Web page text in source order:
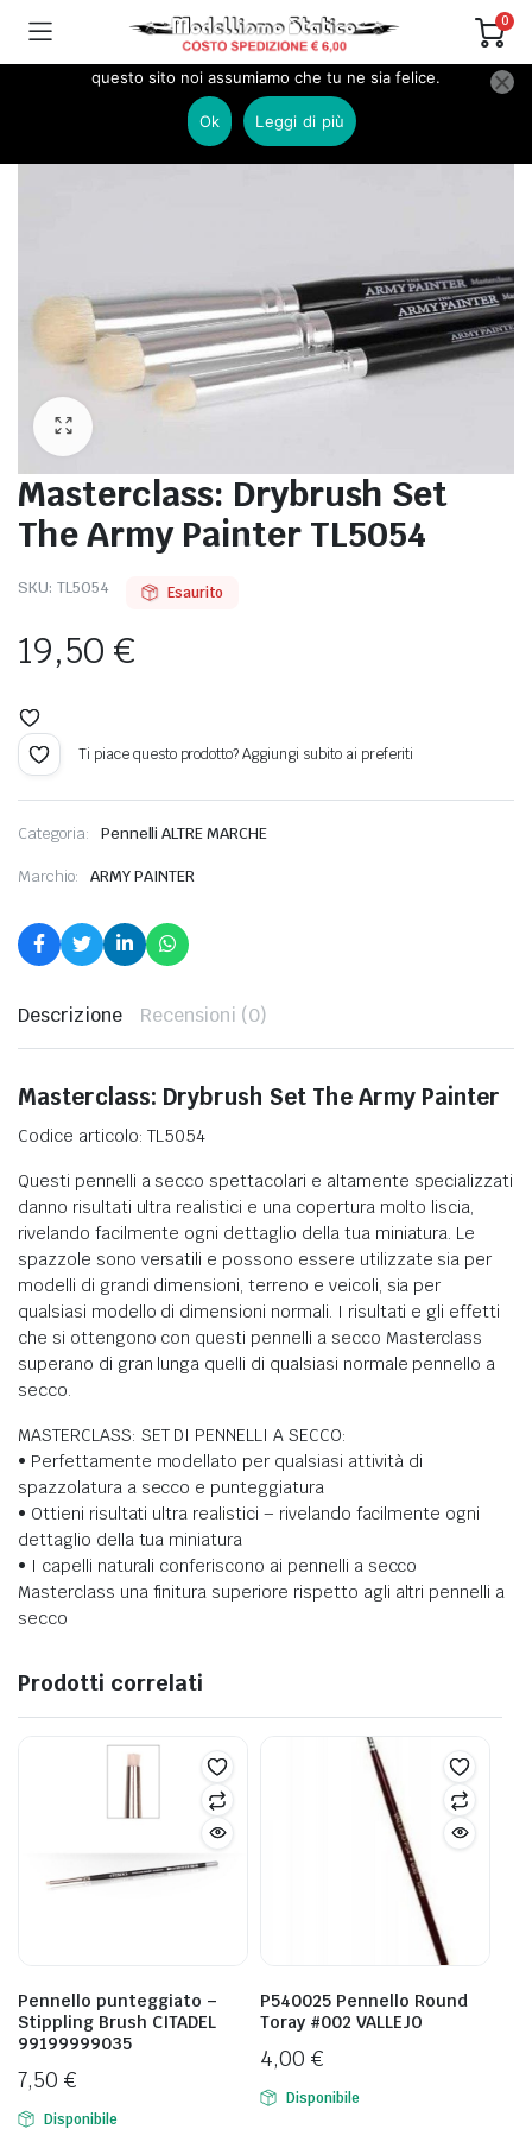
0
COLORI E PENNELLI
Pennelli modellismo
Masterclass: Drybrush Set The Army Painter TL5054
Masterclass: Drybrush Set
The Army Painter TL5054
SKU: TL5054 Esaurito
19,50€
Ti piace questo prodotto? Aggiungi subito ai preferiti
Categoria: Pennelli ALTRE MARCHE
Marchio: ARMY PAINTER
Descrizione Recensioni (0)
Masterclass: Drybrush Set The Army Painter
Codice articolo: TL5054
Questi pennelli a secco spettacolari e altamente specializzati
danno risultati ultra realistici e una copertura molto liscia,
rivelando facilmente ogni dettaglio della tua miniatura. Le
spazzole sono versatili e possono essere utilizzate sia per
modelli di grandi dimensioni, terreno e veicoli, sia per
qualsiasi modello di dimensioni normali. I risultati e gli effetti
che si ottengono con questi pennelli a secco Masterclass
superano di gran lunga quelli di qualsiasi normale pennello a
secco.
MASTERCLASS: SET DI PENNELLI A SECCO:
• Perfettamente modellato per qualsiasi attività di
spazzolatura a secco e punteggiatura
• Ottieni risultati ultra realistici – rivelando facilmente ogni
dettaglio della tua miniatura
• I capelli naturali conferiscono ai pennelli a secco
Masterclass una finitura superiore rispetto agli altri pennelli a
secco
Prodotti correlati
Pennello punteggiato –
Stippling Brush CITADEL
99199999035
7,50 €
Disponibile
P540025 Pennello Round
Toray #002 VALLEJO
4,00 €
Disponibile
NAVALE IN LEGNO
Utilizziamo i cookie per essere sicuri che tu possa avere la
migliore esperienza sul nostro sito. Se continui ad utilizzare
questo sito noi assumiamo che tu ne sia felice.
Ok Leggi di più